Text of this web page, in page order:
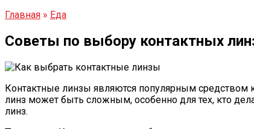
Главная » Еда
Советы по выбору контактных
Контактные линзы являются популярным средством
линз может быть сложным, особенно для тех, кто
линз.